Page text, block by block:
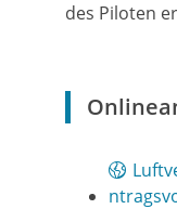
des Piloten